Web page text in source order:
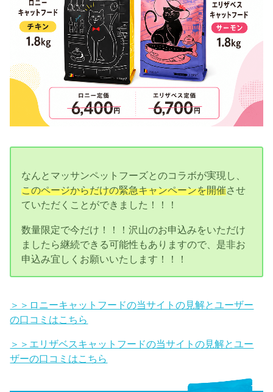
なんとマッサンペットフーズとのコラボが実現し、
このページからだけの緊急キャンペーンを開催させ
ていただくことができました！！！
数量限定で今だけ！！！沢山のお申込みをいただけ
ましたら継続できる可能性もありますので、是非お
申込み宜しくお願いいたします！！！
＞＞ロニーキャットフードの当サイトの見解とユーザー
の口コミはこちら
＞＞エリザベスキャットフードの当サイトの見解とユー
ザーの口コミはこちら